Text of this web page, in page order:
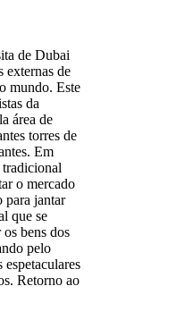
de Dubai
externas de
mundo. Este
da
área de
torres de
Em
o mercado
para jantar
que se
bens dos
pelo
Retorno ao